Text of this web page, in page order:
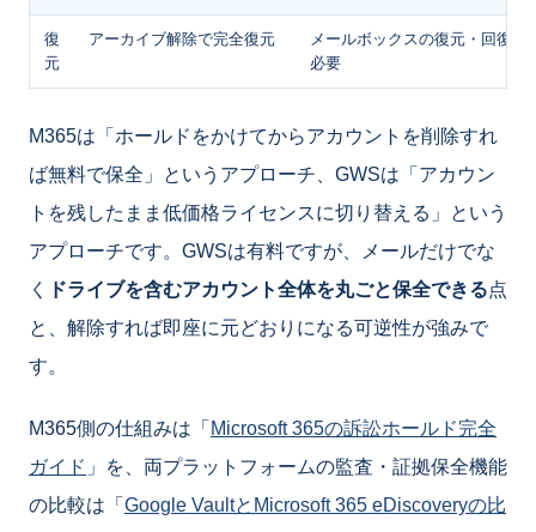
復
元
アーカイブ解除で完全復元
メールボックスの復元・回復操
必要
M365は「ホールドをかけてからアカウントを削除すれ
ば無料で保全」というアプローチ、GWSは「アカウン
トを残したまま低価格ライセンスに切り替える」という
アプローチです。GWSは有料ですが、メールだけでな
く
ドライブを含むアカウント全体を丸ごと保全できる点
と、解除すれば即座に元どおりになる可逆性が強みで
す。
M365側の仕組みは「 Microsoft 365の訴訟ホールド完全
ガイド 」を、両プラットフォームの監査・証拠保全機能
の比較は「 Google VaultとMicrosoft 365 eDiscoveryの比